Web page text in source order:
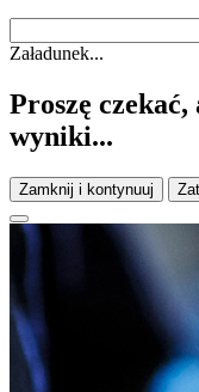
Załadunek...
Proszę czekać,
wyniki...
Zamknij i kontynuuj